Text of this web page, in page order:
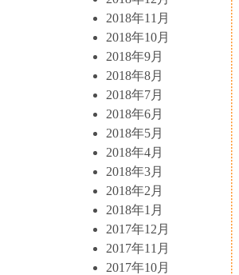
2018年11月
2018年10月
2018年9月
2018年8月
2018年7月
2018年6月
2018年5月
2018年4月
2018年3月
2018年2月
2018年1月
2017年12月
2017年11月
2017年10月